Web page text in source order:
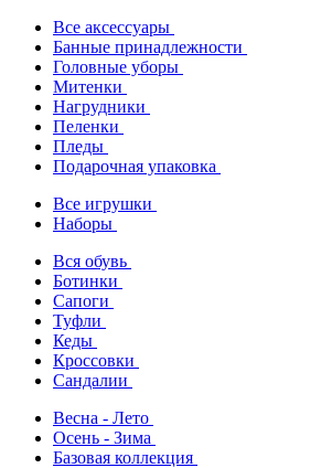
Все аксессуары
Банные принадлежности
Головные уборы
Митенки
Нагрудники
Пеленки
Пледы
Подарочная упаковка
Все игрушки
Наборы
Вся обувь
Ботинки
Сапоги
Туфли
Кеды
Кроссовки
Сандалии
Весна - Лето
Осень - Зима
Базовая коллекция